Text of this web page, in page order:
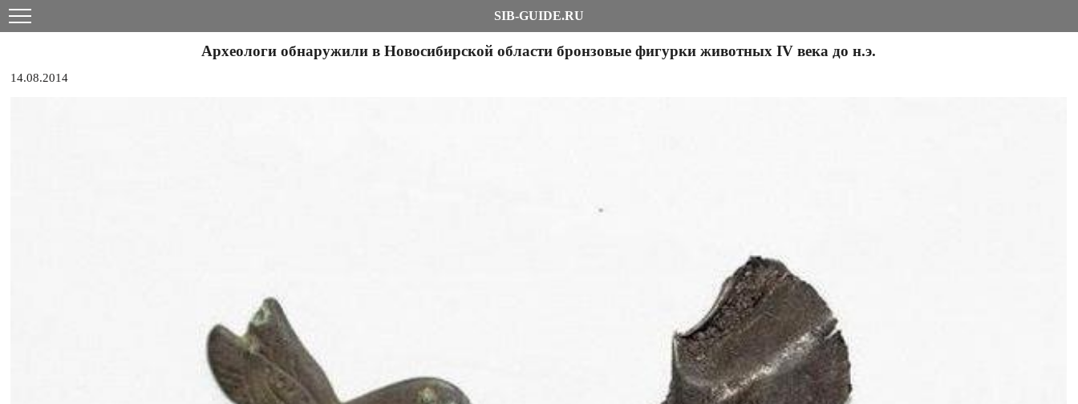
SIB-GUIDE.RU
Археологи обнаружили в Новосибирской области бронзовые фигурки животных IV века до н.э.
14.08.2014